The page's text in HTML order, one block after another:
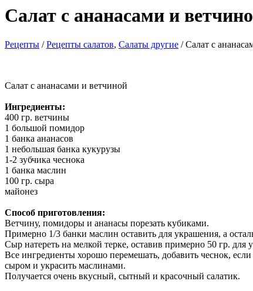
Салат с ананасами и
Рецепты /Рецепты салатов, Салаты другие / Салат с
Салат с ананасами и ветчиной
Ингредиенты:
400 гр. ветчины
1 большой помидор
1 банка ананасов
1 небольшая банка кукурузы
1-2 зубчика чеснока
1 банка маслин
100 гр. сыра
майонез
Способ приготовления:
Ветчину, помидоры и ананасы порезать кубиками.
Примерно 1/3 банки маслин оставить для украшения, а
Сыр натереть на мелкой терке, оставив примерно 50 гр. для
Все ингредиенты хорошо перемешать, добавить чеснок,
сыром и украсить маслинами.
Получается очень вкусный, сытный и красочный салатик.